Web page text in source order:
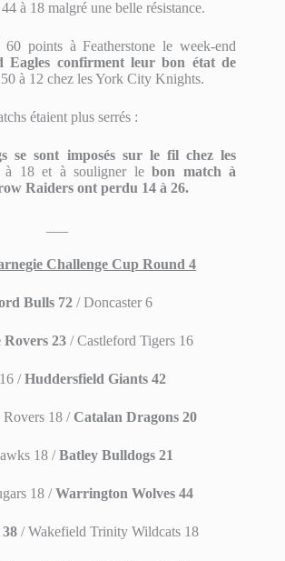
44 à 18 malgré une belle résistance.
points à Featherstone le week-end
Eagles confirment leur bon état de
50 à 12 chez les York City Knights.
étaient plus serrés :
se sont imposés sur le fil chez les
à 18 et à souligner lebon match à
Raiders ont perdu 14 à 26.
Challenge Cup Round 4
Bulls 72 / Doncaster 6
Rovers 23 / Castleford Tigers 16
/Huddersfield Giants 42
18 /Catalan Dragons 20
18 /Batley Bulldogs 21
18 /Warrington Wolves 44
/ Wakefield Trinity Wildcats 18